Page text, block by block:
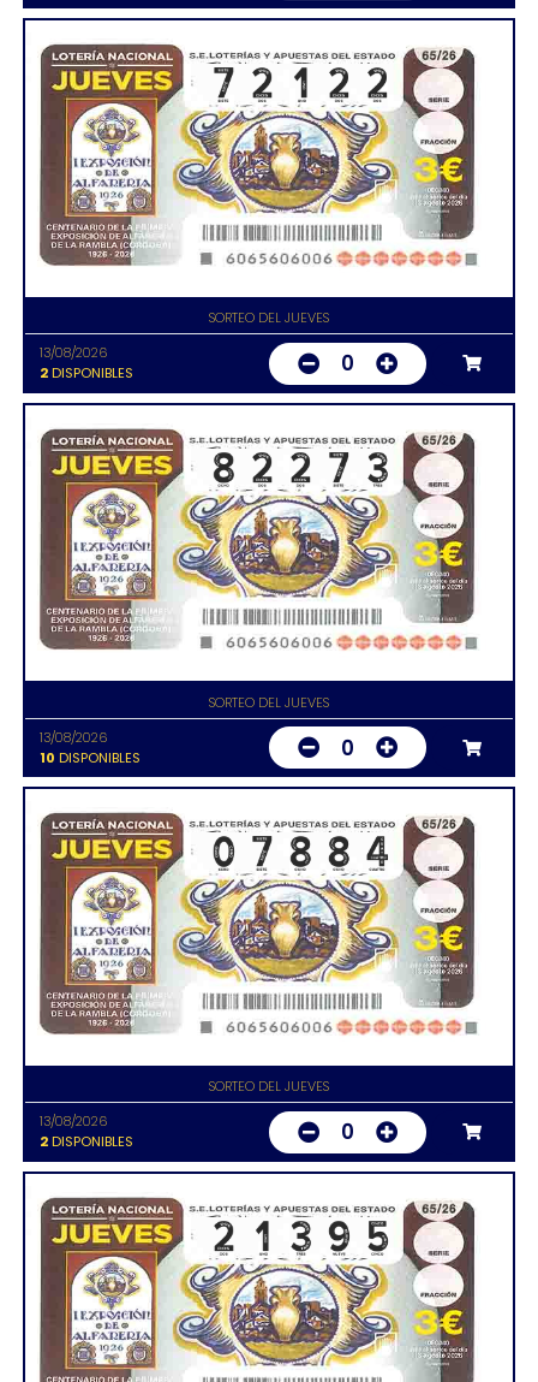
SORTEO DEL JUEVES
13/08/2026
2DISPONIBLES 0
SORTEO DEL JUEVES
13/08/2026
10 DISPONIBLES 0
SORTEO DEL JUEVES
13/08/2026
2DISPONIBLES 0